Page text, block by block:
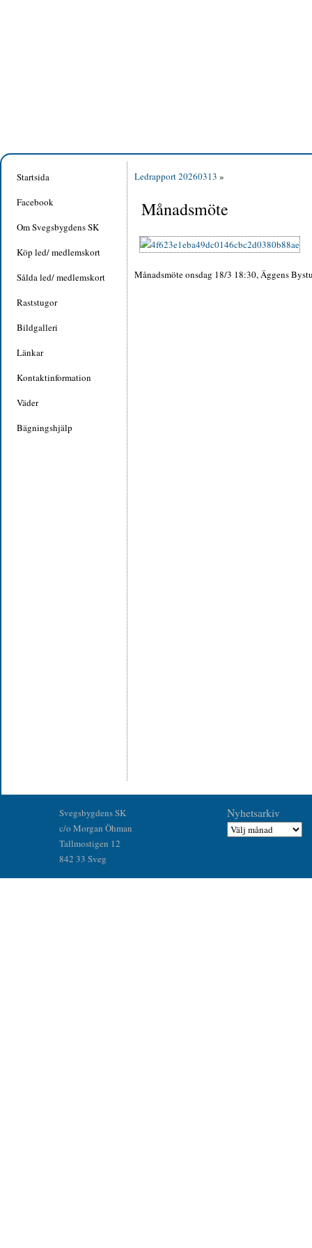
Startsida
Facebook
Om Svegsbygdens SK
Köp led/ medlemskort
Sålda led/ medlemskort
Raststugor
Bildgalleri
Länkar
Kontaktinformation
Väder
Bägningshjälp
Ledrapport 20260313 »
Månadsmöte
Månadsmöte onsdag 18/3 18:30, Äggens
Svegsbygdens SK
c/o Morgan Öhman
Tallmostigen 12
842 33 Sveg
Nyhetsarkiv